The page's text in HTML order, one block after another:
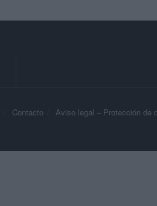
Contacto Aviso legal – Protección de